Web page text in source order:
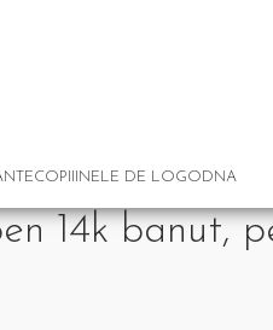
COPII INELE DE LOGODNA
14k banut,